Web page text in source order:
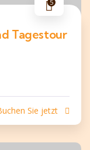
5
Tagestour
Sie jetzt